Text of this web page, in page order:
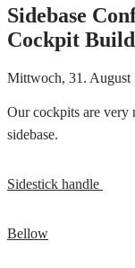
Sidebase
Cockpit
Mittwoch, 31. August
Our cockpits are very
sidebase.
Sidestick handle
Bellow